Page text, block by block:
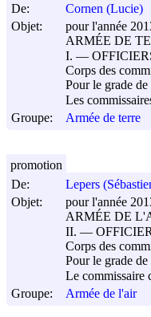
De:
Cornen (Lucie)
Objet:
pour l'année
ARMÉE DE
I. ―
Corps des
Pour le grade
Les
Groupe:
Armée de terre
De:
Lepers
Objet:
pour l'année
ARMÉE DE
II. ―
Corps des
Pour le grade
Le commissaire
Groupe:
Armée de l'air
promotion